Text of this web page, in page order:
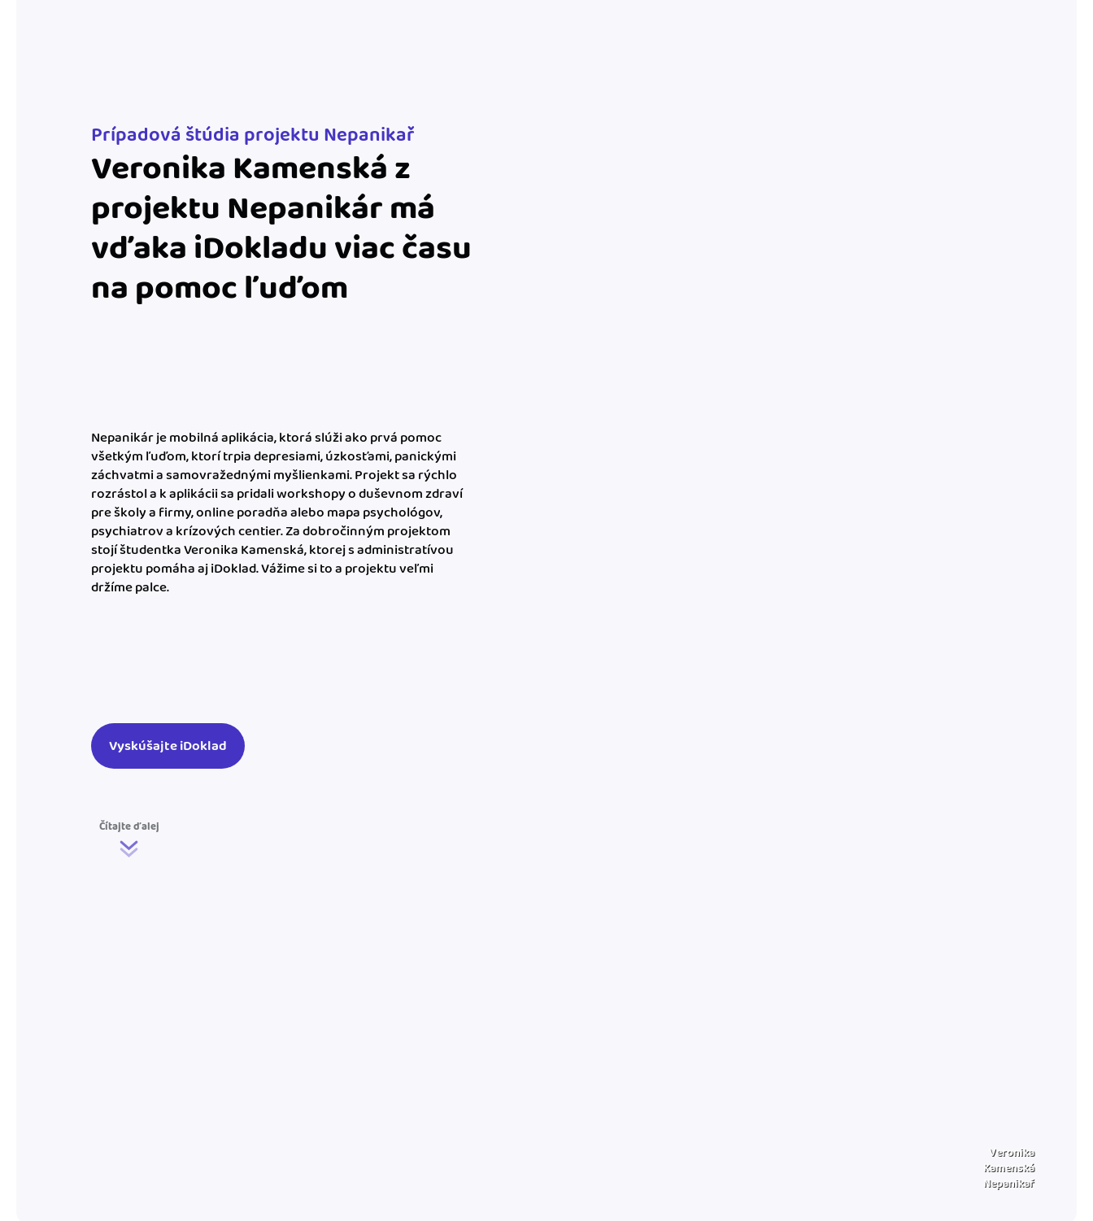
Prípadová štúdia projektu Nepanikař
Veronika Kamenská z
projektu Nepanikár má
vďaka iDokladu viac času
na pomoc ľuďom
Nepanikár je mobilná aplikácia, ktorá slúži ako prvá pomoc
všetkým ľuďom, ktorí trpia depresiami, úzkosťami, panickými
záchvatmi a samovražednými myšlienkami. Projekt sa rýchlo
rozrástol a k aplikácii sa pridali workshopy o duševnom zdraví
pre školy a firmy, online poradňa alebo mapa psychológov,
psychiatrov a krízových centier. Za dobročinným projektom
stojí študentka Veronika Kamenská, ktorej s administratívou
projektu pomáha aj iDoklad. Vážime si to a projektu veľmi
držíme palce.
Vyskúšajte iDoklad
Čítajte ďalej
Veronika
Kamenská
Nepanikař